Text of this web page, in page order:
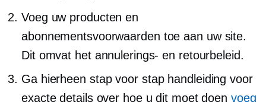
Voeg uw producten en
abonnementsvoorwaarden toe aan uw site.
Dit omvat het annulerings- en retourbeleid.
Ga hierheen stap voor staphandleiding voor
exacte details over hoe u dit moet doen voeg